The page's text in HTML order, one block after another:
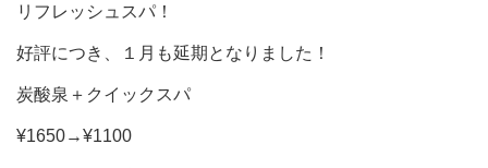
リフレッシュスパ！
好評につき、１月も延期となりました！
炭酸泉＋クイックスパ
¥1650→¥1100